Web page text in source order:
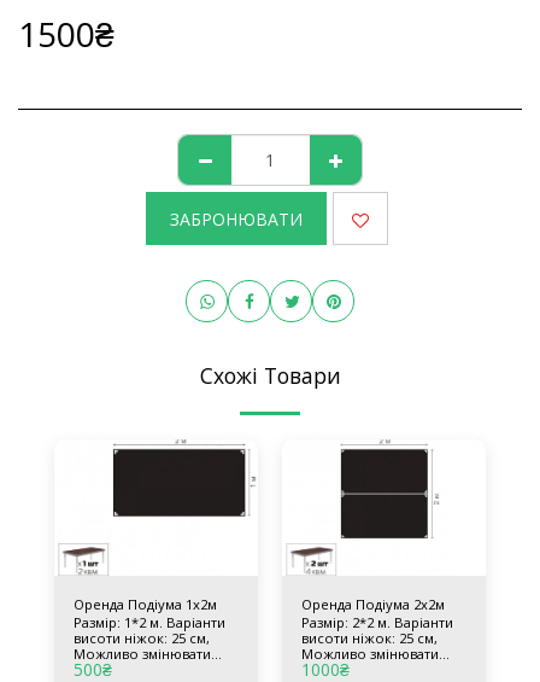
1500₴
ЗАБРОНЮВАТИ
Схожі Товари
Оренда Подіума 1х2м
Размір: 1*2 м. Варіанти
висоти ніжок: 25 см,
Можливо змінювати
колір покриття Обтяжка
500₴
Оренда Подіума 2х2м
Размір: 2*2 м. Варіанти
висоти ніжок: 25 см,
Можливо змінювати
колір покриття Обтяжка
1000₴